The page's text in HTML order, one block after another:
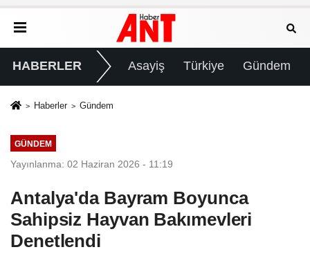
HABERLER Asayiş Türkiye Gündem
Haberler Gündem
GÜNDEM
Yayınlanma: 02 Haziran 2026 - 11:19
Antalya'da Bayram Boyunca
Sahipsiz Hayvan Bakımevleri
Denetlendi